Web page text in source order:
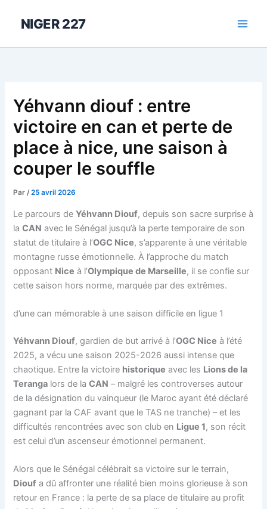
NIGER 227
Yéhvann diouf : entre
victoire en can et perte de
place à nice, une saison à
couper le souffle
Par/25 avril 2026
Le parcours deYéhvann Diouf, depuis son sacre surprise à
laCAN avec le Sénégal jusqu’à la perte temporaire de son
statut de titulaire à l’OGC Nice, s’apparente à une véritable
montagne russe émotionnelle. À l’approche du match
opposant Nice à l’Olympique de Marseille, il se confie sur
cette saison hors norme, marquée par des extrêmes.
d’une can mémorable à une saison difficile en ligue 1
Yéhvann Diouf, gardien de but arrivé à l’OGC Nice à l’été
2025, a vécu une saison 2025-2026 aussi intense que
chaotique. Entre la victoire historique avec les Lions de la
Teranga lors de laCAN – malgré les controverses autour
de la désignation du vainqueur (le Maroc ayant été déclaré
gagnant par la CAF avant que le TAS ne tranche) – et les
difficultés rencontrées avec son club en Ligue 1, son récit
est celui d’un ascenseur émotionnel permanent.
Alors que le Sénégal célébrait sa victoire sur le terrain,
Diouf a dû affronter une réalité bien moins glorieuse à son
retour en France : la perte de sa place de titulaire au profit